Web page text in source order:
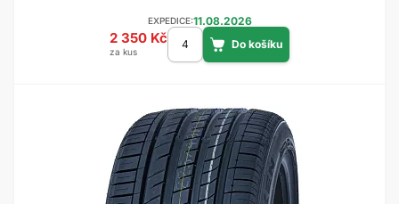
EXPEDICE:11.08.2026
2 350 Kč
za kus